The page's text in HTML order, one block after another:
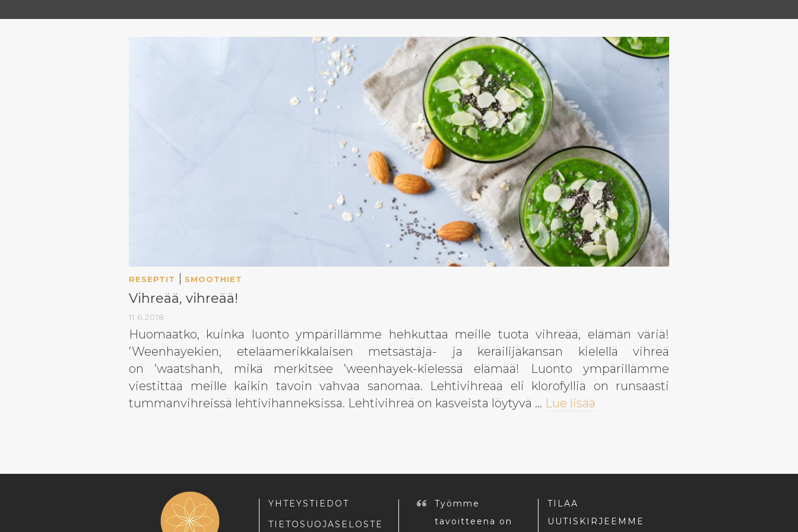
RESEPTIT | SMOOTHIET
Vihreää, vihreää!
11.6.2018
Huomaatko, kuinka luonto ympärillämme hehkuttaa meille tuota vihreää, elämän väriä!
’Weenhayekien, eteläamerikkalaisen metsästäjä- ja keräilijäkansan kielellä vihreä
on ’waatshanh, mikä merkitsee ’weenhayek-kielessä elämää! Luonto ympärillämme
viestittää meille kaikin tavoin vahvaa sanomaa. Lehtivihreää eli klorofylliä on runsaasti
tummanvihreissä lehtivihanneksissa. Lehtivihreä on kasveista löytyvä … Lue lisää
YHTEYSTIEDOT
TIETOSUOJASELOSTE
Työmme
tavoitteena on
TILAA
UUTISKIRJEEMME